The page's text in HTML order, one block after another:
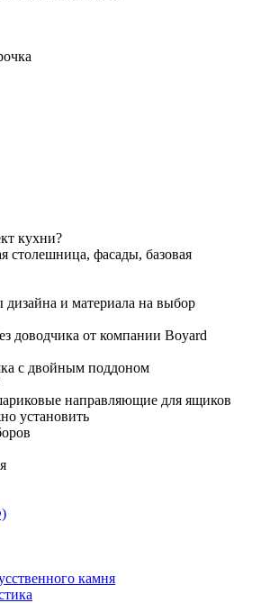
кухни?
столешница, фасады, базовая
и материала на выбор
доводчика от компании Boyard
с двойным поддоном
направляющие для ящиков
установить
камня